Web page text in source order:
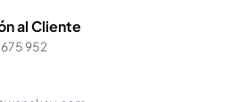
al Cliente
952